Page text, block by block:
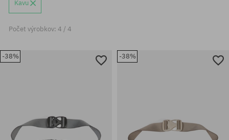
Kavu
Počet výrobkov: 4 / 4
-38% -38%